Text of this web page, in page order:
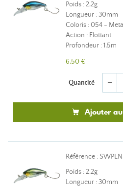
Poids : 2,2g
Longueur : 30mm
Coloris : 054 -
Action : Flottant
Profondeur : 1,5m
6,50 €
Quantité remove
Ajouter
Référence :
Poids : 2,2g
Longueur : 30mm